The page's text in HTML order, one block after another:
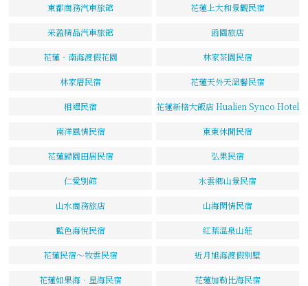
東都商務汽車旅館 花蓮上大和景觀民宿
采盈精品汽車旅館 函園旅店
花蓮‧南海渡假花園 林家茶園民宿
林家厝民宿 花蓮天外天溫馨民宿
相遇民宿 花蓮新格大飯店 Hualien Synco Hotel
南洋風情民宿 東東休閒民宿
花蓮歸園田居民宿 弘果民宿
仁愛別館 水雲鄉山景民宿
山水商務旅店 山海閑情民宿
藍色海悅民宿 紅葉溫泉山莊
花蓮民宿～牧雲民宿 近月旭海渡假別墅
花蓮如果海．星海民宿 花蓮加勒比海民宿